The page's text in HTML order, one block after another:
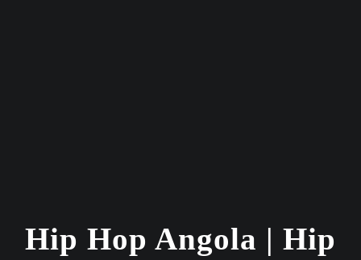
Hip Hop Angola | Hip